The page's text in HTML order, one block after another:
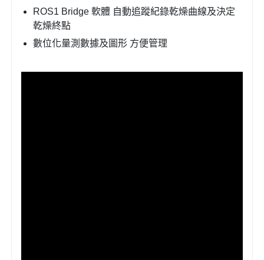
ROS1 Bridge 軟體 自動追蹤紀錄乾燥曲線及決定
乾燥終點
數位化量測數據及圖形 方便管理